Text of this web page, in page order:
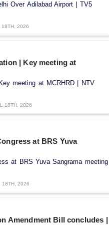
Over Adilabad Airport | TV5
18TH, 2026
| Key meeting at
meeting at MCRHRD | NTV
18TH, 2026
at BRS Yuva
at BRS Yuva Sangrama meeting |
18TH, 2026
Amendment Bill concludes |